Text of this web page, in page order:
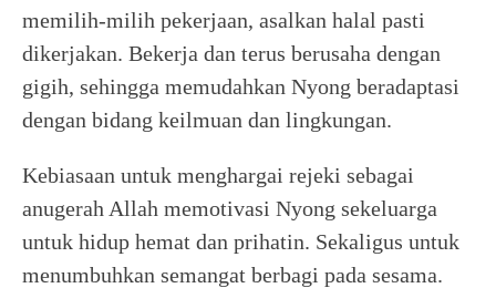
memilih-milih pekerjaan, asalkan halal pasti
dikerjakan. Bekerja dan terus berusaha dengan
gigih, sehingga memudahkan Nyong beradaptasi
dengan bidang keilmuan dan lingkungan.
Kebiasaan untuk menghargai rejeki sebagai
anugerah Allah memotivasi Nyong sekeluarga
untuk hidup hemat dan prihatin. Sekaligus untuk
menumbuhkan semangat berbagi pada sesama.